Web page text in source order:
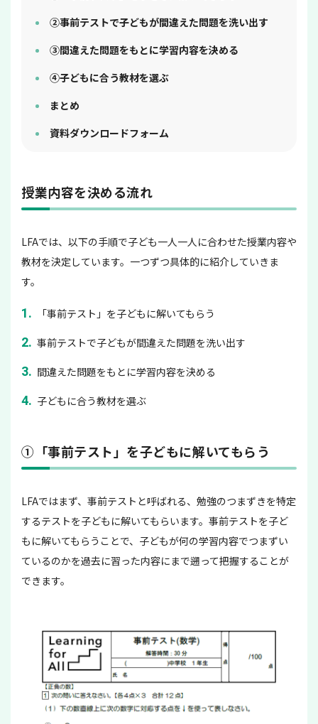
②事前テストで子どもが間違えた問題を洗い出す
③間違えた問題をもとに学習内容を決める
④子どもに合う教材を選ぶ
まとめ
資料ダウンロードフォーム
授業内容を決める流れ
LFAでは、以下の手順で子ども一人一人に合わせた授業内容や
教材を決定しています。一つずつ具体的に紹介していきま
す。
「事前テスト」を子どもに解いてもらう
事前テストで子どもが間違えた問題を洗い出す
間違えた問題をもとに学習内容を決める
子どもに合う教材を選ぶ
①「事前テスト」を子どもに解いてもらう
LFAではまず、事前テストと呼ばれる、勉強のつまずきを特定
するテストを子どもに解いてもらいます。事前テストを子ど
もに解いてもらうことで、子どもが何の学習内容でつまずい
ているのかを過去に習った内容にまで遡って把握することが
できます。